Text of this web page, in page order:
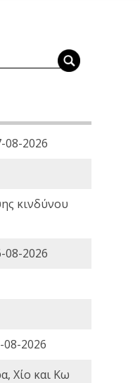
08-2026
κινδύνου
08-2026
08-2026
Χίο και Κω